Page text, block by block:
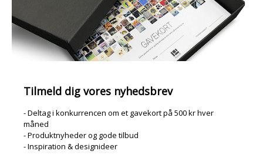
Tilmeld dig vores nyhedsbrev
- Deltag i konkurrencen om et gavekort på 500 kr hver
måned
- Produktnyheder og gode tilbud
- Inspiration & designideer